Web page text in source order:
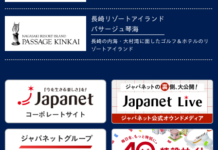
長崎リゾートアイランド
パサージュ琴海
長崎の内海・大村湾に面したゴルフ＆ホテルのリ
ゾートアイランド